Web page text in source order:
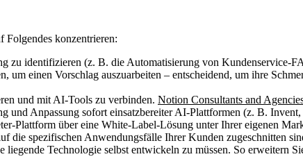
Folgendes konzentrieren:
zu identifizieren (z. B. die Automatisierung von Kundenservice-
einen Vorschlag auszuarbeiten – entscheidend, um ihre
und mit AI-Tools zu verbinden. Notion Consultants and
und Anpassung sofort einsatzbereiter AI-Plattformen (z. B.
Plattform über eine White-Label-Lösung unter Ihrer eigenen
die spezifischen Anwendungsfälle Ihrer Kunden zugeschnitten
Technologie selbst entwickeln zu müssen. So erweitern